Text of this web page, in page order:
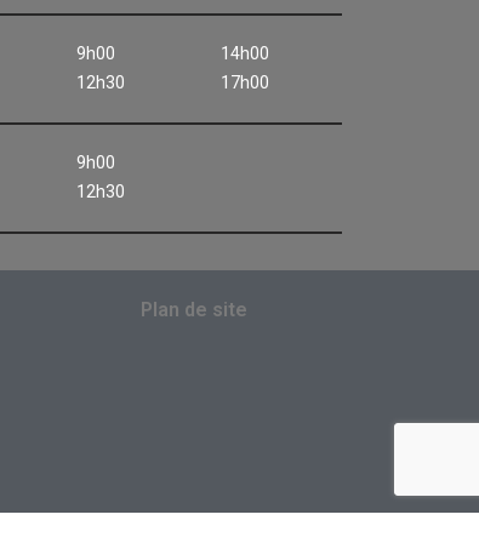
9h00
12h30
14h00
17h00
9h00
12h30
Plan de site